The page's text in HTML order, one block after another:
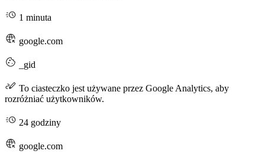
1 minuta
google.com
_gid
To ciasteczko jest używane przez Google Analytics, aby
rozróżniać użytkowników.
24 godziny
google.com